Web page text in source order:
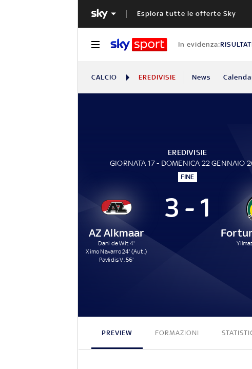
Esplora tutte le offerte Sky
In evidenza:
CALCIO EREDIVISIE News
EREDIVISIE
GIORNATA 17 - DOMENICA 22 GENNAIO
FINE
AZ Alkmaar
Dani de Wit 4'
Ximo Navarro 24' (Aut.)
Pavlidis V. 56'
3 - 1
PREVIEW FORMAZIONI